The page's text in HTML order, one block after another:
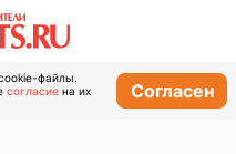
файлы.
согласие на их
Согласен